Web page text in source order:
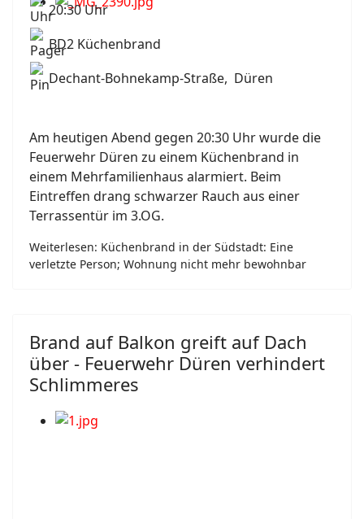
20:30 Uhr
BD2 Küchenbrand
Dechant-Bohnekamp-Straße, Düren
Am heutigen Abend gegen 20:30 Uhr wurde die
Feuerwehr Düren zu einem Küchenbrand in
einem Mehrfamilienhaus alarmiert. Beim
Eintreffen drang schwarzer Rauch aus einer
Terrassentür im 3.OG.
Weiterlesen: Küchenbrand in der Südstadt: Eine
verletzte Person; Wohnung nicht mehr bewohnbar
Brand auf Balkon greift auf Dach
über - Feuerwehr Düren verhindert
Schlimmeres